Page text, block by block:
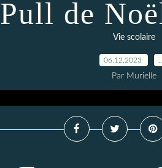
Pull de
Vie scolaire
06.12.2023
Par Murielle